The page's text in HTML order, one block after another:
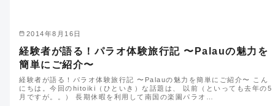
2014年8月16日
経験者が語る！パラオ体験旅行記 〜Palauの魅力を
簡単にご紹介〜
経験者が語る！パラオ体験旅行記 〜Palauの魅力を簡単にご紹介〜 こん
にちは。今回のhitoiki（ひといき）な話題は、 以前（といっても去年の5
月ですが。。） 長期休暇を利用して南国の楽園パラオ…